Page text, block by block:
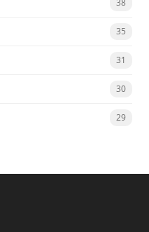
38
35
31
30
29